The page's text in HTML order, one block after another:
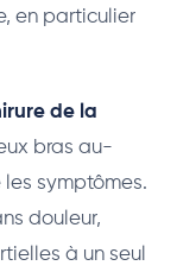
en particulier
de la
bras au-
symptômes.
douleur,
à un seul